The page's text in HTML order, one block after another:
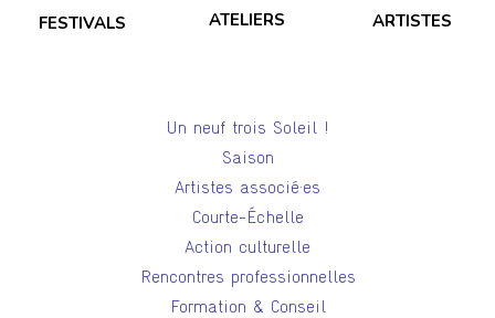
FESTIVALS ATELIERS ARTISTES
Un neuf trois Soleil !
Saison
Artistes associé·es
Courte-Échelle
Action culturelle
Rencontres professionnelles
Formation & Conseil